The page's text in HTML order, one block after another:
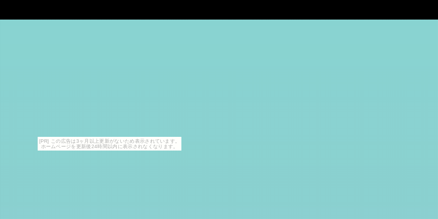
[PR] この広告は3ヶ月以上更新がないため表示されています。
ホームページを更新後24時間以内に表示されなくなります。